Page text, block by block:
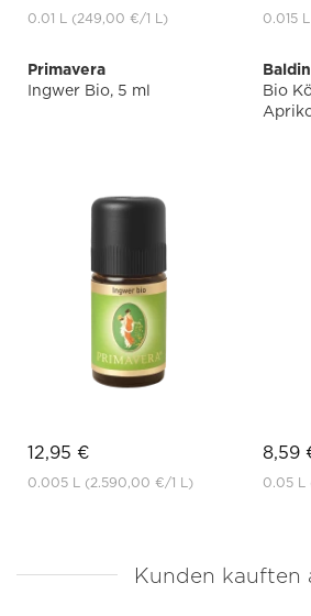
0.01 L (249,00 €/1 L) 0.015 L
Primavera
Ingwer Bio, 5 ml
12,95 €
0.005 L (2.590,00 €/1 L)
Bio
8,59
0.05 L
Kunden kauften